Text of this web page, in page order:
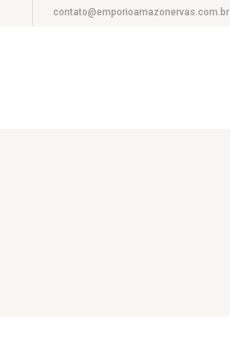
contato@emporioamazonervas.com.br